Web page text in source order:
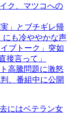
ク、マツコへの
」とブチギレ帰
も冷ややかな声
ブトーク」突如
接言って」
高騰問題に激怒
、番組中に公開
にはベテラン女